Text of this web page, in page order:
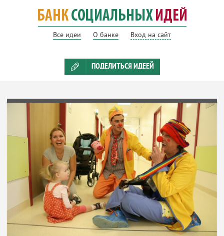
Все идеи О банке Вход на сайт
ПОДЕЛИТЬСЯ ИДЕЕЙ